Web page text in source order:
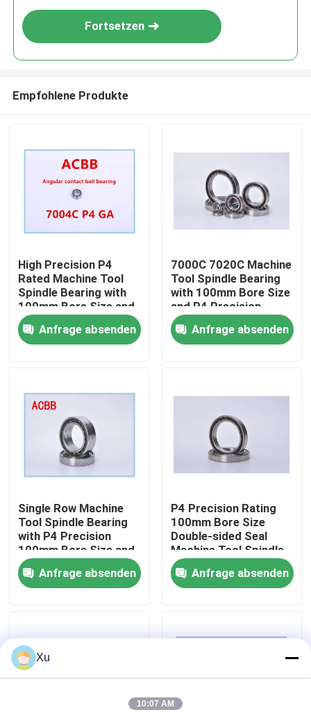
Haus
Über uns
Fabrik-Ausflug
Treten Sie mit uns in Verbindung
Eckiges Kontakt-Kugellager
Keramische Kugellager
Doppeltes Reihen-Zylinderrollenlager
Fortsetzen
Empfohlene Produkte
High Precision P4
Rated Machine Tool
Spindle Bearing with
100mm Bore Size and
1000RPM-60000RPM
SpeedAnfrage absenden
7000C 7020C Machine
Tool Spindle Bearing
with 100mm Bore Size
and P4 Precision
Rating for High
Performance
Anfrage absenden
Single Row Machine
Tool Spindle Bearing
with P4 Precision
100mm Bore Size and
Intermediate Preload
Anfrage absenden
P4 Precision Rating
100mm Bore Size
Double-sided Seal
Machine Tool Spindle
Bearing Angular
Contact Ball Bearing
Anfrage absenden
Xu
10:07 AM